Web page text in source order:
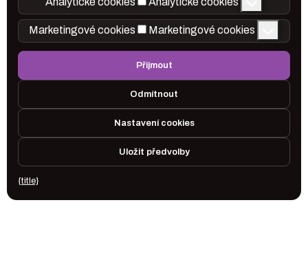
Marketingové cookies Marketingové cookies
Přijmout
Odmítnout
Nastavení cookies
Uložit předvolby
{title}